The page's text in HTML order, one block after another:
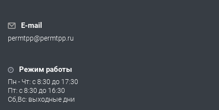
E-mail
permtpp@permtpp.ru
Режим работы
Пн - Чт: с 8:30 до 17:30
Пт: с 8:30 до 16:30
Сб,Вс: выходные дни